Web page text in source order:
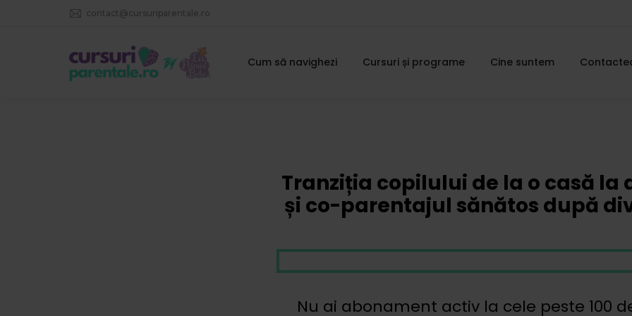
contact@cursuriparentale.ro
Cum să navighezi Cursuri și programe Cine suntem
Tranziția copilului de la o casă la
și co-parentajul sănătos după
Nu ai abonament activ la cele peste 100